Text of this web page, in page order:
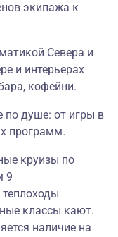
экипажа к
Севера и
и интерьерах
кофейни.
по душе: от игры в
программ.
круизы по
9
классы кают.
наличие на